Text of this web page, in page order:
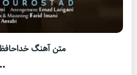
متن آهنگ خداحافظ